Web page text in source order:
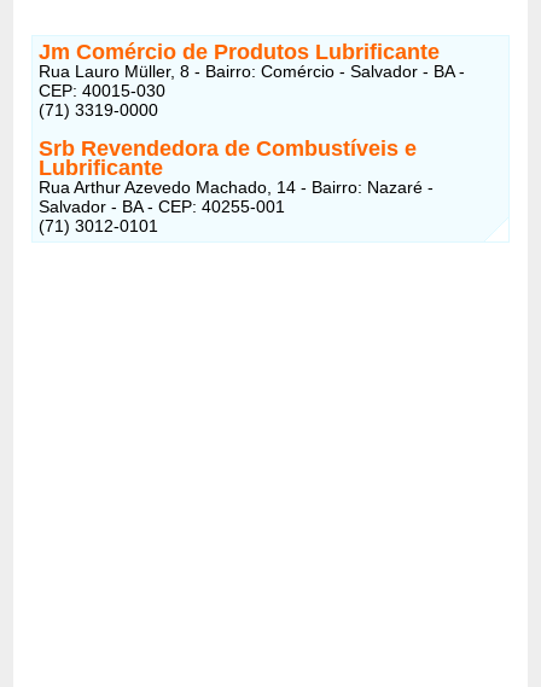
Jm Comércio de Produtos Lubrificante
Rua Lauro Müller, 8 - Bairro: Comércio - Salvador - BA -
CEP: 40015-030
(71) 3319-0000
Srb Revendedora de Combustíveis e
Lubrificante
Rua Arthur Azevedo Machado, 14 - Bairro: Nazaré -
Salvador - BA - CEP: 40255-001
(71) 3012-0101